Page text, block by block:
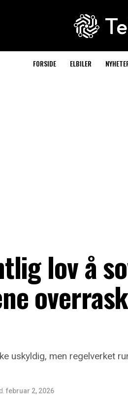
FORSIDE ELBILER
lov å
uskyldig, men regelverket
d. februar 2, 2026